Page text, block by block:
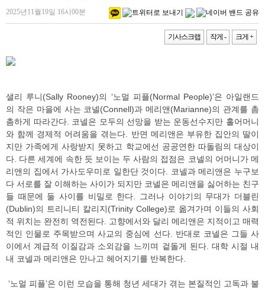
2025년11월19일 16시00분
기사스크랩 작게 - 크게 +
샐리 루니(Sally Rooney)의 ‘노멀 피플(Normal People)’은 아일랜드
의 작은 마을에 사는 코넬(Connell)과 메리앤(Marianne)의 관계를 촘
촘하게 따라간다. 코넬은 모두의 선망을 받는 운동선수지만 홀어머니
와 함께 경제적 어려움을 겪는다. 반면 메리앤은 부유한 집안의 딸이
지만 가족에게 사랑받지 못하고 학교에선 공공연한 따돌림의 대상이
다. 다른 세계에 속한 듯 보이는 두 사람의 접점은 코넬의 어머니가 메
리앤의 집에서 가사도우미로 일한단 것이다. 코넬과 메리앤은 누구보
다 서로를 잘 이해하는 사이가 되지만 코넬은 메리앤을 싫어하는 친구
들 때문에 둘 사이를 비밀로 한다. 그러나 이야기의 무대가 더블린
(Dublin)의 트리니티 칼리지(Trinity College)로 옮겨가며 이들의 사회
적 위치는 완전히 역전된다. 고향에서와 달리 메리앤은 지적이고 매력
적인 인물로 주목받으며 사교의 중심에 선다. 반대로 코넬은 그들 사
이에서 계급적 이질감과 소외감을 느끼며 겉돌게 된다. 대학 시절 내
내 코넬과 메리앤은 만나고 헤어지기를 반복한다.
‘노멀 피플’은 이런 모습을 통해 청년 세대가 겪는 본질적인 고독과 불